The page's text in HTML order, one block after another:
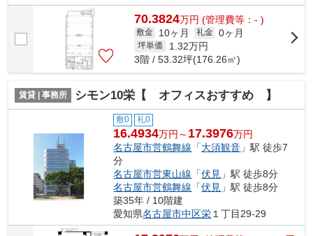
70.3824万円 (管理費等：- )
敷金 10ヶ月 礼金 0ヶ月
坪単価 1.32万円
3階 / 53.32坪(176.26㎡)
賃貸 | 事務所 シモン10栄【 オフィスおすすめ 】
敷0 礼0
16.4934万円～ 17.3976万円
名古屋市営鶴舞線 「大須観音 」駅 徒歩7
分
名古屋市営東山線 「伏見 」駅 徒歩8分
名古屋市営鶴舞線 「伏見 」駅 徒歩8分
築35年 / 10階建
愛知県名古屋市中区栄 １丁目29-29